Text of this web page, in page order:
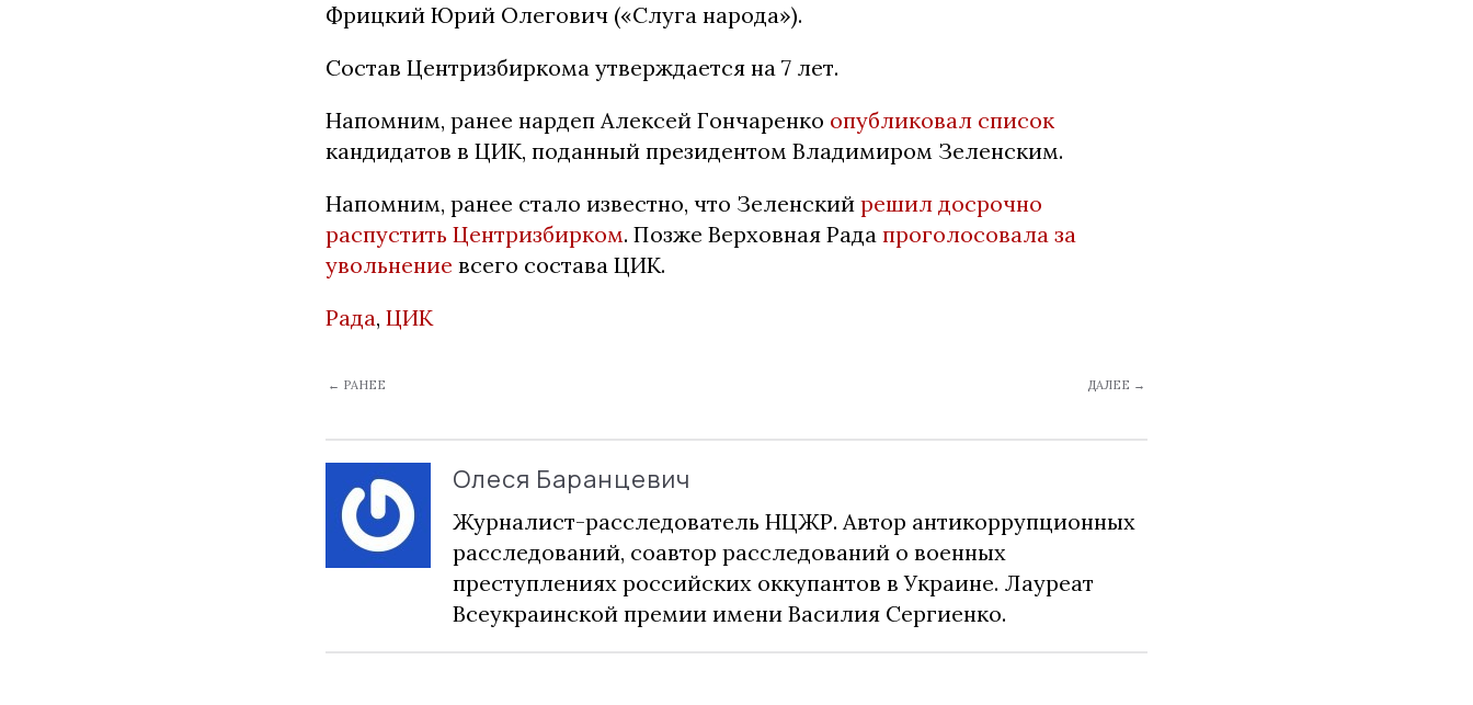
Фрицкий Юрий Олегович («Слуга народа»).
Состав Центризбиркома утверждается на 7 лет.
Напомним, ранее нардеп Алексей Гончаренко опубликовал список
кандидатов в ЦИК, поданный президентом Владимиром Зеленским.
Напомним, ранее стало известно, что Зеленский решил досрочно
распустить Центризбирком. Позже Верховная Рада проголосовала за
увольнение всего состава ЦИК.
Рада, ЦИК
← РАНЕЕ ДАЛЕЕ →
Олеся Баранцевич
Журналист-расследователь НЦЖР. Автор антикоррупционных
расследований, соавтор расследований о военных
преступлениях российских оккупантов в Украине. Лауреат
Всеукраинской премии имени Василия Сергиенко.